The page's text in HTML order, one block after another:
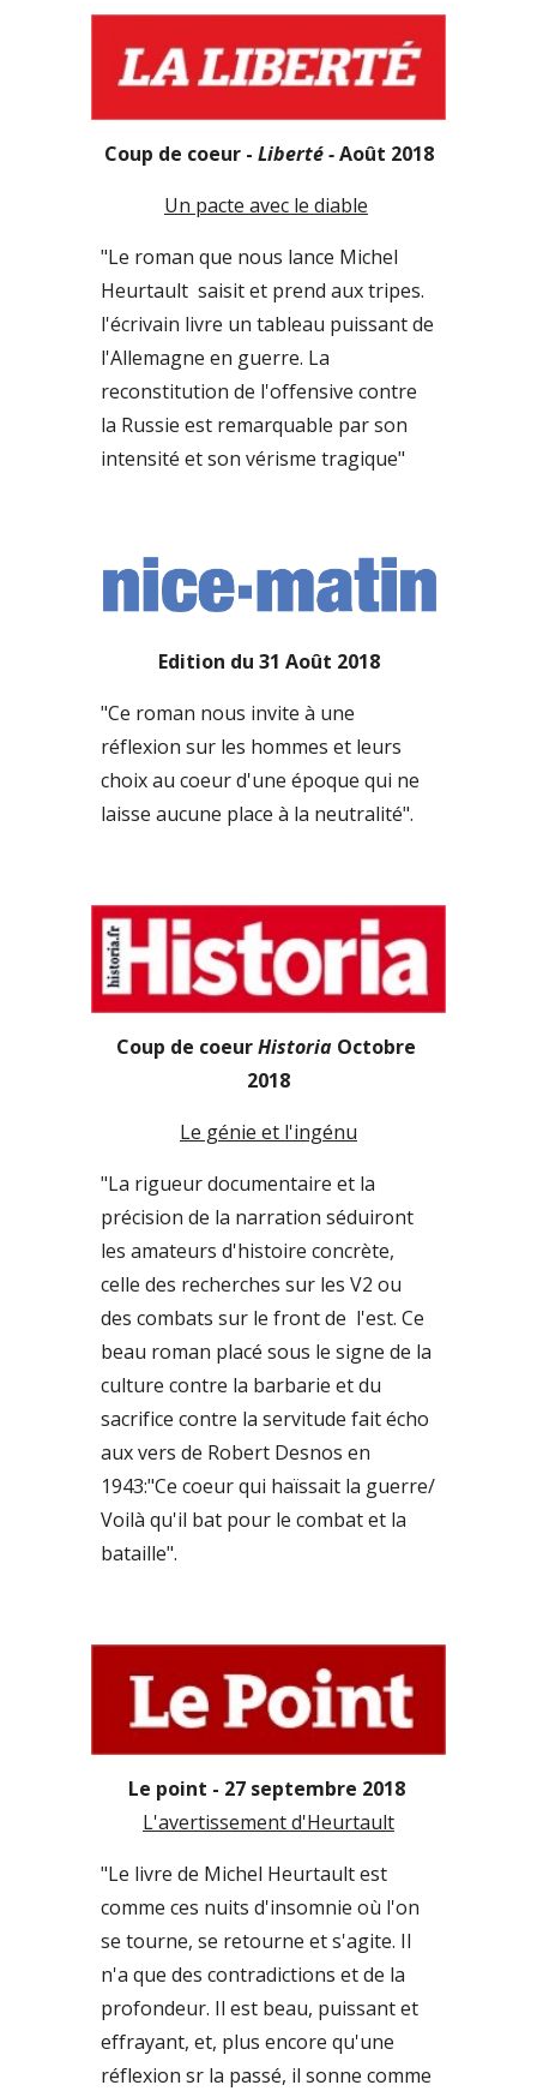
Coup de coeur - Liberté - Août 2018
Un pacte avec le diable
"Le roman que nous lance Michel
Heurtault  saisit et prend aux tripes.
l'écrivain livre un tableau puissant de
l'Allemagne en guerre. La
reconstitution de l'offensive contre
la Russie est remarquable par son
intensité et son vérisme tragique"
Edition du 31 Août 2018
"Ce roman nous invite à une
réflexion sur les hommes et leurs
choix au coeur d'une époque qui ne
laisse aucune place à la neutralité".
Coup de coeur Historia Octobre
2018
Le génie et l'ingénu
"La rigueur documentaire et la
précision de la narration séduiront
les amateurs d'histoire concrète,
celle des recherches sur les V2 ou
des combats sur le front de  l'est. Ce
beau roman placé sous le signe de la
culture contre la barbarie et du
sacrifice contre la servitude fait écho
aux vers de Robert Desnos en
1943:"Ce coeur qui haïssait la guerre/
Voilà qu'il bat pour le combat et la
bataille".
Le point - 27 septembre 2018
L'avertissement d'Heurtault
"Le livre de Michel Heurtault est
comme ces nuits d'insomnie où l'on
se tourne, se retourne et s'agite. Il
n'a que des contradictions et de la
profondeur. Il est beau, puissant et
effrayant, et, plus encore qu'une
réflexion sr la passé, il sonne comme